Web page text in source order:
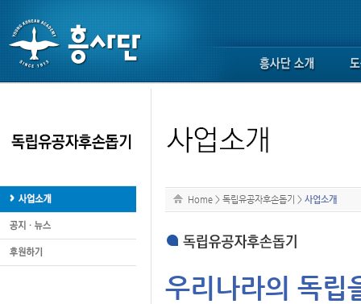
Home > 독립유공자후손돕기 > 사업소개
우리나라의 독립